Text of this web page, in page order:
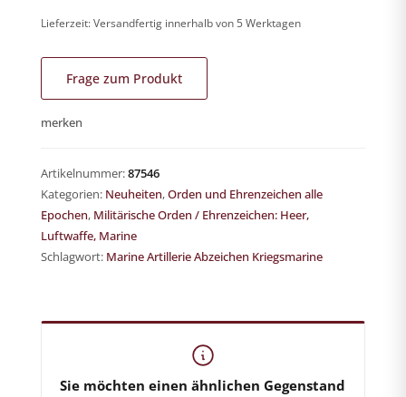
Lieferzeit:Versandfertig innerhalb von 5 Werktagen
Frage zum Produkt
merken
Artikelnummer:87546
Kategorien: Neuheiten,Orden und Ehrenzeichen alle
Epochen, Militärische Orden / Ehrenzeichen: Heer,
Luftwaffe, Marine
Schlagwort: Marine Artillerie Abzeichen Kriegsmarine
Sie möchten einen ähnlichen Gegenstand